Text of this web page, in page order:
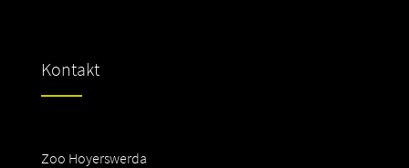
Kontakt
Zoo Hoyerswerda